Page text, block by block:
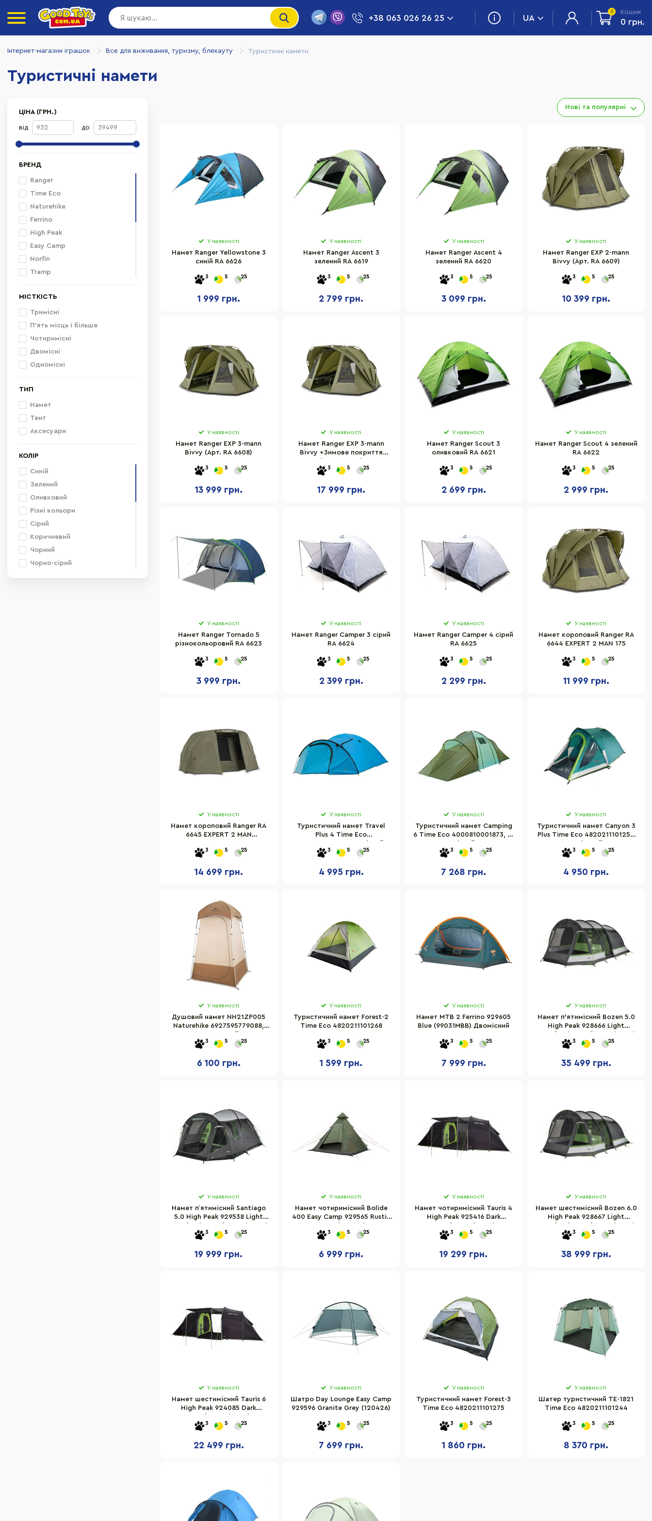
+38 063 026 26 25 UA
0 Кошик
0 грн.
Інтернет-магазин іграшок Все для виживання, туризму, блекауту Туристичні намети
Туристичні намети
ЦІНА (ГРН.)
від до
БРЕНД
Ranger
Time Eco
Naturehike
Ferrino
High Peak
Easy Camp
Norfin
Tramp
Totem
Springos
Terra Incognita
Vango
Skif Outdoor
Robens
Mountain Goat
МІСТКІСТЬ
Тримісні
П'ять місць і більше
Чотиримісні
Двомісні
Одномісні
ТИП
Намет
Тент
Аксесуари
КОЛІР
Синій
Зелений
Оливковий
Різні кольори
Сірий
Коричневий
Чорний
Чорно-сірий
Нові та популярні
У наявності
Намет Ranger Yellowstone 3
синій RA 6626
3 5 25
1 999 грн.
У наявності
Намет Ranger Ascent 3
зелений RA 6619
3 5 25
2 799 грн.
У наявності
Намет Ranger Ascent 4
зелений RA 6620
3 5 25
3 099 грн.
У наявності
Намет Ranger EXP 2-mann
Bivvy (Арт. RA 6609)
3 5 25
10 399 грн.
У наявності
Намет Ranger EXP 3-mann
Bivvy (Арт. RA 6608)
3 5 25
13 999 грн.
У наявності
Намет Ranger EXP 3-mann
Bivvy +Зимове покриття
3 5 25
17 999 грн.
У наявності
Намет Ranger Scout 3
оливковий RA 6621
3 5 25
2 699 грн.
У наявності
Намет Ranger Scout 4 зелений
RA 6622
3 5 25
2 999 грн.
У наявності
Намет Ranger Tornado 5
різнокольоровий RA 6623
3 5 25
3 999 грн.
У наявності
Намет Ranger Сamper 3 сірий
RA 6624
3 5 25
2 399 грн.
У наявності
Намет Ranger Сamper 4 сірий
RA 6625
3 5 25
2 299 грн.
У наявності
Намет короповий Ranger RA
6644 EXPERT 2 MAN 175
3 5 25
11 999 грн.
У наявності
Намет короповий Ranger RA
6645 EXPERT 2 MAN
3 5 25
14 699 грн.
У наявності
Туристичний намет Travel
Plus 4 Time Eco
3 5 25
4 995 грн.
У наявності
Туристичний намет Camping
6 Time Eco 4000810001873, 6-
3 5 25
7 268 грн.
У наявності
Туристичний намет Canyon 3
Plus Time Eco 4820211101251,
3 5 25
4 950 грн.
У наявності
Душовий намет NH21ZP005
Naturehike 6927595779088,
3 5 25
6 100 грн.
У наявності
Туристичний намет Forest-2
Time Eco 4820211101268
3 5 25
1 599 грн.
У наявності
Намет MTB 2 Ferrino 929605
Blue (99031MBB) Двомісний
3 5 25
7 999 грн.
У наявності
Намет п'ятимісний Bozen 5.0
High Peak 928666 Light
3 5 25
35 499 грн.
У наявності
Намет пʼятимісний Santiago
5.0 High Peak 929538 Light
3 5 25
19 999 грн.
У наявності
Намет чотиримісний Bolide
400 Easy Camp 929565 Rustic
3 5 25
6 999 грн.
У наявності
Намет чотиримісний Tauris 4
High Peak 925416 Dark
3 5 25
19 299 грн.
У наявності
Намет шестимісний Bozen 6.0
High Peak 928667 Light
3 5 25
38 999 грн.
У наявності
Намет шестимісний Tauris 6
High Peak 924085 Dark
3 5 25
22 499 грн.
У наявності
Шатро Day Lounge Easy Camp
929596 Granite Grey (120426)
3 5 25
7 699 грн.
У наявності
Туристичний намет Forest-3
Time Eco 4820211101275
3 5 25
1 860 грн.
У наявності
Шатер туристичний TE-1821
Time Eco 4820211101244
3 5 25
8 370 грн.